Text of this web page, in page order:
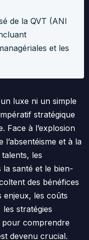
de la QVT (ANI
et les
un luxe ni un simple
stratégique
Face à l’explosion
et à la
les
la santé et le bien-
des bénéfices
enjeux, les coûts
stratégies
pour comprendre
devenu crucial.